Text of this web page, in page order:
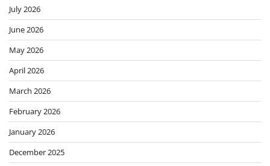
July 2026
June 2026
May 2026
April 2026
March 2026
February 2026
January 2026
December 2025